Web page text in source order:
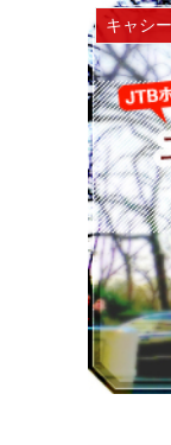
キャシ